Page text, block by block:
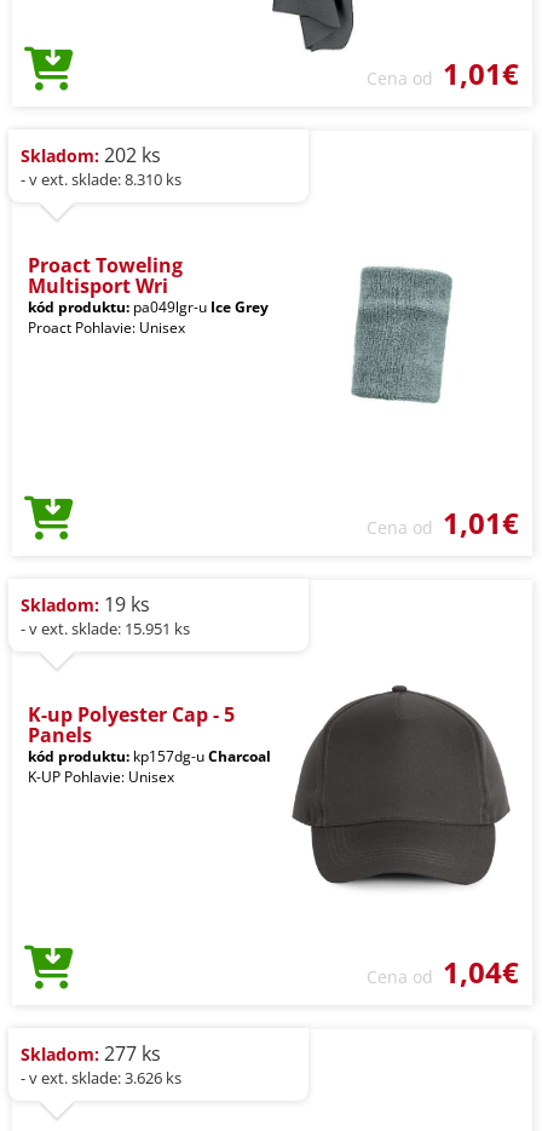
Cena od 1,01€
Skladom: 202 ks
- v ext. sklade: 8.310 ks
Proact Toweling
Multisport Wri
kód produktu: pa049lgr-u Ice Grey
Proact Pohlavie: Unisex
Cena od 1,01€
Skladom: 19 ks
- v ext. sklade: 15.951 ks
K-up Polyester Cap - 5
Panels
kód produktu: kp157dg-uCharcoal
K-UP Pohlavie: Unisex
Cena od 1,04€
Skladom: 277 ks
- v ext. sklade: 3.626 ks